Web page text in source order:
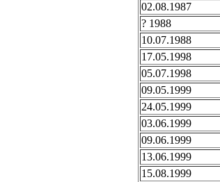
02.08.1987
? 1988
10.07.1988
17.05.1998
05.07.1998
09.05.1999
24.05.1999
03.06.1999
09.06.1999
13.06.1999
15.08.1999